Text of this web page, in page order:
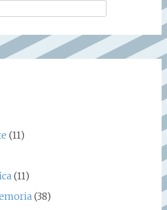
(11)
(11)
(38)